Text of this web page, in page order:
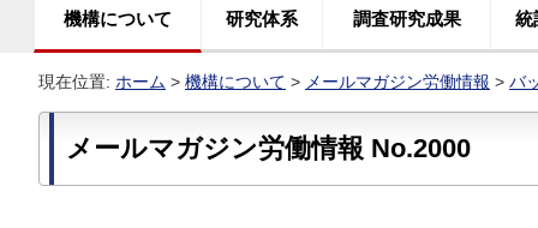
機構について 研究体系 調査研究成果 統
現在位置: ホーム > 機構について > メールマガジン労働情報 > バ
メールマガジン労働情報 No.2000